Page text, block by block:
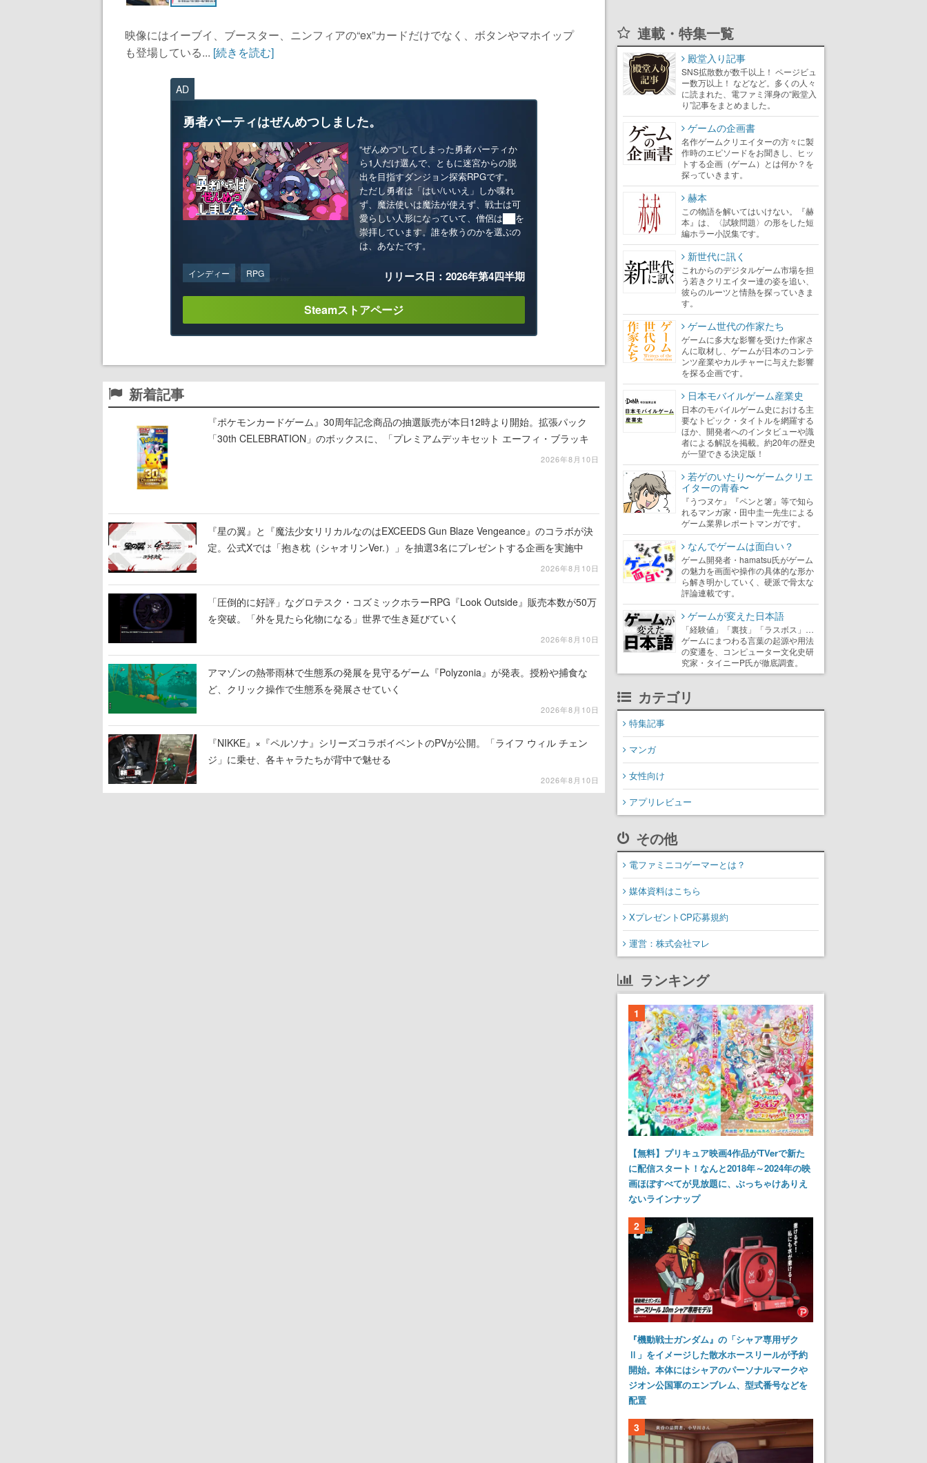
映像にはイーブイ、ブースター、ニンフィアの“ex”カードだけでなく、ボタンやマホイップ
も登場している... [続きを読む]
AD
勇者パーティはぜんめつしました。
“ぜんめつ”してしまった勇者パーティか
ら1人だけ選んで、ともに迷宮からの脱
出を目指すダンジョン探索RPGです。
ただし勇者は「はい/いいえ」しか喋れ
ず、魔法使いは魔法が使えず、戦士は可
愛らしい人形になっていて、僧侶は██を
崇拝しています。誰を救うのかを選ぶの
は、あなたです。
インディー RPG リリース日：2026年第4四半期
Steamストアページ
新着記事
『ポケモンカードゲーム』30周年記念商品の抽選販売が本日12時より開始。拡張パック
「30th CELEBRATION」のボックスに、「プレミアムデッキセット エーフィ・ブラッキ
2026年8月10日
『星の翼』と『魔法少女リリカルなのはEXCEEDS Gun Blaze Vengeance』のコラボが決
定。公式Xでは「抱き枕（シャオリンVer.）」を抽選3名にプレゼントする企画を実施中
2026年8月10日
「圧倒的に好評」なグロテスク・コズミックホラーRPG『Look Outside』販売本数が50万
を突破。「外を見たら化物になる」世界で生き延びていく
2026年8月10日
アマゾンの熱帯雨林で生態系の発展を見守るゲーム『Polyzonia』が発表。授粉や捕食な
ど、クリック操作で生態系を発展させていく
2026年8月10日
『NIKKE』×『ペルソナ』シリーズコラボイベントのPVが公開。「ライフ ウィル チェン
ジ」に乗せ、各キャラたちが背中で魅せる
2026年8月10日
連載・特集一覧
殿堂入り記事
SNS拡散数が数千以上！ ページビュ
ー数万以上！ などなど。多くの人々
に読まれた、電ファミ渾身の“殿堂入
り”記事をまとめました。
ゲームの企画書
名作ゲームクリエイターの方々に製
作時のエピソードをお聞きし、ヒッ
トする企画（ゲーム）とは何か？を
探っていきます。
赫本
この物語を解いてはいけない。『赫
本』は、〈試験問題〉の形をした短
編ホラー小説集です。
新世代に訊く
これからのデジタルゲーム市場を担
う若きクリエイター達の姿を追い、
彼らのルーツと情熱を探っていきま
す。
ゲーム世代の作家たち
ゲームに多大な影響を受けた作家さ
んに取材し、ゲームが日本のコンテ
ンツ産業やカルチャーに与えた影響
を探る企画です。
日本モバイルゲーム産業史
日本のモバイルゲーム史における主
要なトピック・タイトルを網羅する
ほか、開発者へのインタビューや識
者による解説を掲載。約20年の歴史
が一望できる決定版！
若ゲのいたり〜ゲームクリエ
イターの青春〜
『うつヌケ』『ペンと箸』等で知ら
れるマンガ家・田中圭一先生による
ゲーム業界レポートマンガです。
なんでゲームは面白い？
ゲーム開発者・hamatsu氏がゲーム
の魅力を画面や操作の具体的な形か
ら解き明かしていく、硬派で骨太な
評論連載です。
ゲームが変えた日本語
「経験値」「裏技」「ラスボス」…
ゲームにまつわる言葉の起源や用法
の変遷を、コンピューター文化史研
究家・タイニーP氏が徹底調査。
カテゴリ
特集記事
マンガ
女性向け
アプリレビュー
その他
電ファミニコゲーマーとは？
媒体資料はこちら
XプレゼントCP応募規約
運営：株式会社マレ
ランキング
1
【無料】プリキュア映画4作品がTVerで新た
に配信スタート！なんと2018年～2024年の映
画ほぼすべてが見放題に、ぶっちゃけありえ
ないラインナップ
2
『機動戦士ガンダム』の「シャア専用ザク
Ⅱ」をイメージした散水ホースリールが予約
開始。本体にはシャアのパーソナルマークや
ジオン公国軍のエンブレム、型式番号などを
配置
3